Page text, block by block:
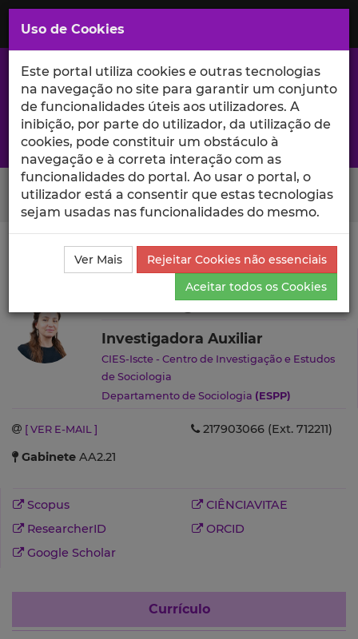
Saltar
para
Conteúdo
Principal
A excelência da investigação e ciência no Iscte
Search Button
Ciência_Iscte Autores
Dulce Morgado Neves
Currículo
Dulce Morgado Neves
Investigadora Auxiliar
CIES-Iscte - Centro de Investigação e Estudos
de Sociologia
Departamento de Sociologia (ESPP)
[ VER E-MAIL ]
217903066 (Ext. 712211)
Gabinete AA2.21
Scopus
CIÊNCIAVITAE
ResearcherID
ORCID
Google Scholar
Currículo
Uso de Cookies
Este portal utiliza cookies e outras tecnologias
na navegação no site para garantir um conjunto
de funcionalidades úteis aos utilizadores. A
inibição, por parte do utilizador, da utilização de
cookies, pode constituir um obstáculo à
navegação e à correta interação com as
funcionalidades do portal. Ao usar o portal, o
utilizador está a consentir que estas tecnologias
sejam usadas nas funcionalidades do mesmo.
Ver Mais
Rejeitar Cookies não essenciais
Aceitar todos os Cookies